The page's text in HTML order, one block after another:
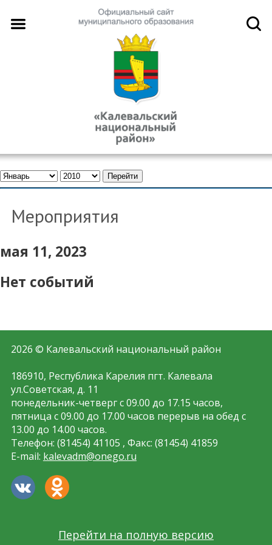
Мероприятия
мая 11, 2023
Нет событий
2026 © Калевальский национальный район
186910, Республика Карелия пгт. Калевала
ул.Советская, д. 11
понедельник-четверг с 09.00 до 17.15 часов,
пятница с 09.00 до 17.00 часов перерыв на обед с
13.00 до 14.00 часов.
Телефон: (81454) 41105 , Факс: (81454) 41859
E-mail: kalevadm@onego.ru
Перейти на полную версию